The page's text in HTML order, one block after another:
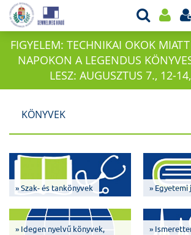
FIGYELEM: TECHNIKAI OKOK
NAPOKON A LEGENDUS
LESZ: AUGUSZTUS 7., 12-
KÖNYVEK
» Szak- és tankönyvek » Egyetemi
» Idegen nyelvű könyvek,
»